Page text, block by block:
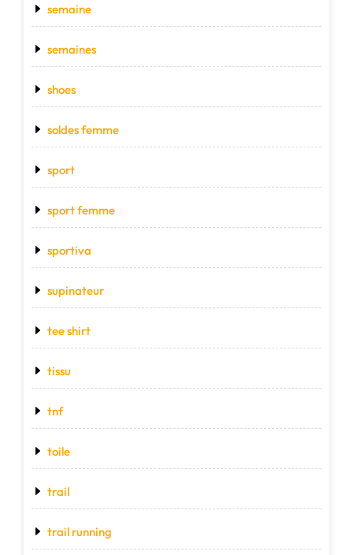
semaine
semaines
shoes
soldes femme
sport
sport femme
sportiva
supinateur
tee shirt
tissu
tnf
toile
trail
trail running